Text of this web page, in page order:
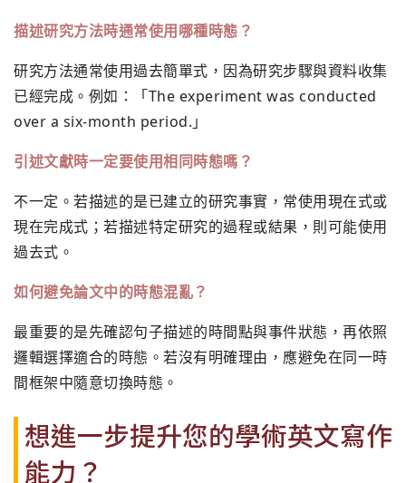
描述研究方法時通常使用哪種時態？
研究方法通常使用過去簡單式，因為研究步驟與資料收集
已經完成。例如：「The experiment was conducted
over a six-month period.」
引述文獻時一定要使用相同時態嗎？
不一定。若描述的是已建立的研究事實，常使用現在式或
現在完成式；若描述特定研究的過程或結果，則可能使用
過去式。
如何避免論文中的時態混亂？
最重要的是先確認句子描述的時間點與事件狀態，再依照
邏輯選擇適合的時態。若沒有明確理由，應避免在同一時
間框架中隨意切換時態。
想進一步提升您的學術英文寫作
能力？